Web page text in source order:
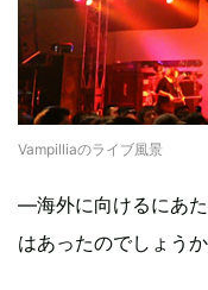
Vampilliaのライブ風景
―海外に向けるにあ
はあったのでしょうか